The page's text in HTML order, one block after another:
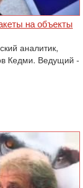
на объекты
аналитик,
Кедми. Ведущий -